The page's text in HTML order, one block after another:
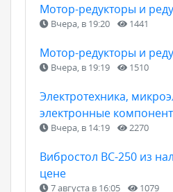
Мотор-редукторы и
Вчера, в 19:20 1441
Мотор-редукторы и
Вчера, в 19:19 1510
Электротехника,
электронные
Вчера, в 14:19 2270
Вибростол ВC-250 из
цене
7 августа в 16:05 1079